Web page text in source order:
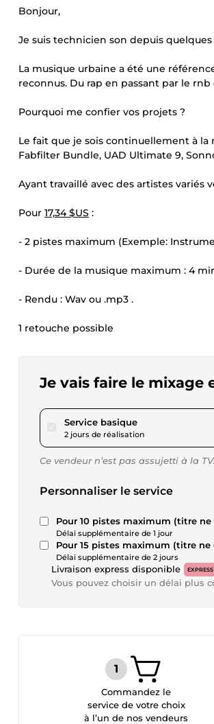
Bonjour,
Je suis technicien son depuis
La musique urbaine a été une
reconnus. Du rap en passant par le
Pourquoi me confier vos projets ?
Le fait que je sois continuellement à la
Fabfilter Bundle, UAD Ultimate 9,
Ayant travaillé avec des artistes variés
Pour 17,34 $US :
- 2 pistes maximum (Exemple:
- Durée de la musique maximum : 4
- Rendu : Wav ou .mp3 .
1 retouche possible
Je vais faire le
Service basiquepour 17,34 $US
2 jours de réalisation
Ce vendeur n’est pas assujetti à la
Personnaliser le service
Pour 10 pistes maximum (titre
Délai supplémentaire de 1 jour
Pour 15 pistes maximum (titre
Délai supplémentaire de 2 jours
Livraison express disponible EXPRESS
Vous pouvez choisir un délai plus
Commandez le
service de votre choix
à l’un de nos vendeurs